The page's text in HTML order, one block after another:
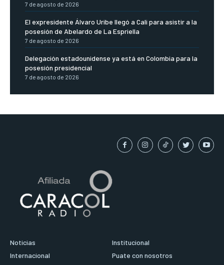
7 de agosto de 2026
El expresidente Álvaro Uribe llegó a Cali para asistir a la
posesión de Abelardo de La Espriella
7 de agosto de 2026
Delegación estadounidense ya está en Colombia para la
posesión presidencial
7 de agosto de 2026
Noticias
Internacional
Institucional
Puate con nosotros